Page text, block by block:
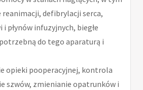
defibrylacji serca,
płynów infuzyjnych, biegłe
do tego aparaturą i
opieki pooperacyjnej, kontrola
szwów, zmienianie opatrunków i